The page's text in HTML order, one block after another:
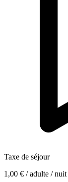
Taxe de séjour
1,00 € / adulte / nuit